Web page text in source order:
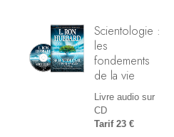
Scientologie :
les
fondements
de la vie
Livre audio sur
CD
Tarif 23 €